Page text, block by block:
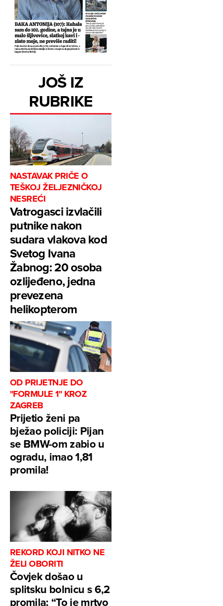
JOŠ IZ
RUBRIKE
NASTAVAK PRIČE O
TEŠKOJ ŽELJEZNIČKOJ
NESREĆI
Vatrogasci izvlačili
putnike nakon
sudara vlakova kod
Svetog Ivana
Žabnog: 20 osoba
ozlijeđeno, jedna
prevezena
helikopterom
OD PRIJETNJE DO
"FORMULE 1" KROZ
ZAGREB
Prijetio ženi pa
bježao policiji: Pijan
se BMW-om zabio u
ogradu, imao 1,81
promila!
REKORD KOJI NITKO NE
ŽELI OBORITI
Čovjek došao u
splitsku bolnicu s 6,2
promila: “To je mrtvo